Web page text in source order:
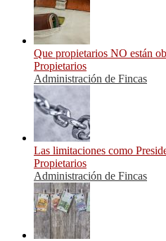
Que propietarios NO están
Propietarios
Administración de Fincas
Las limitaciones como
Propietarios
Administración de Fincas